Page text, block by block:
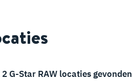
2 G-Star RAWlocaties gevonden